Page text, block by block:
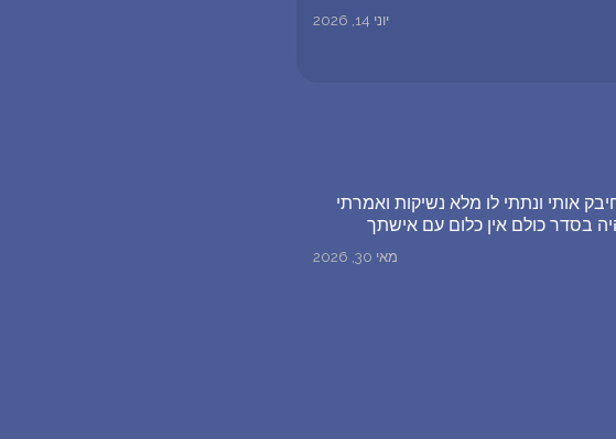
יוני 14, 2026
אותי ונתתי לו מלא נשיקות ואמרתי
בסדר כולם אין כלום עם אישתך
מאי 30, 2026